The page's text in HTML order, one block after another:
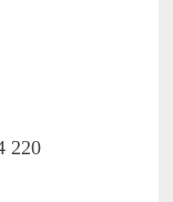
220